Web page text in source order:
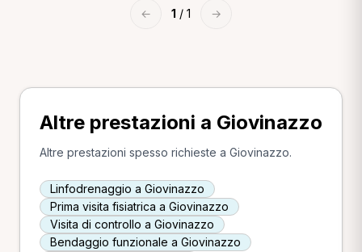
← 1 / 1 →
Altre prestazioni a Giovinazzo
Altre prestazioni spesso richieste a Giovinazzo.
Linfodrenaggio a Giovinazzo
Prima visita fisiatrica a Giovinazzo
Visita di controllo a Giovinazzo
Bendaggio funzionale a Giovinazzo